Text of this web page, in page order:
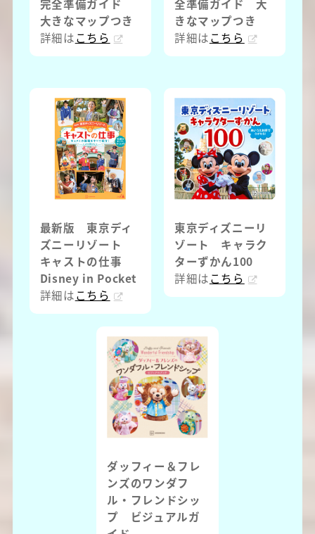
完全準備ガイド
大きなマップつき
詳細はこちら
全準備ガイド 大
きなマップつき
詳細はこちら
最新版 東京ディ
ズニーリゾート
キャストの仕事
Disney in Pocket
詳細はこちら
東京ディズニーリ
ゾート キャラク
ターずかん100
詳細はこちら
ダッフィー＆フレ
ンズのワンダフ
ル・フレンドシッ
プ ビジュアルガ